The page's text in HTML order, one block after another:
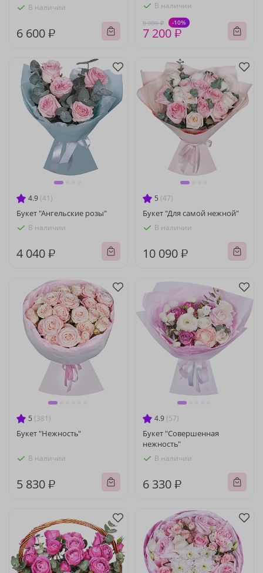
В наличии
6 600 ₽
В наличии
8 000 ₽ -10%
7 200 ₽
4.9 (41)
Букет "Ангельские розы"
В наличии
4 040 ₽
5 (47)
Букет "Для самой нежной"
В наличии
10 090 ₽
5 (381)
Букет "Нежность"
В наличии
5 830 ₽
4.9 (57)
Букет "Совершенная
нежность"
В наличии
6 330 ₽